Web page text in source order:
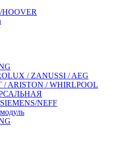
/ ZANUSSI / AEG
/ ARISTON / WHIRLPOOL
NEFF